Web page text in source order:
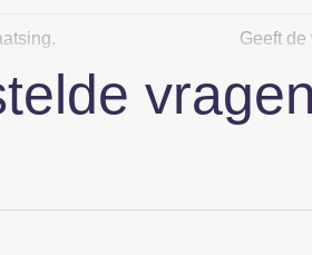
Geeft
zij worden ontslagen zonder
en dat zij mogelijk